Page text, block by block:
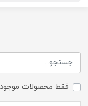
فقط محصولات موجود